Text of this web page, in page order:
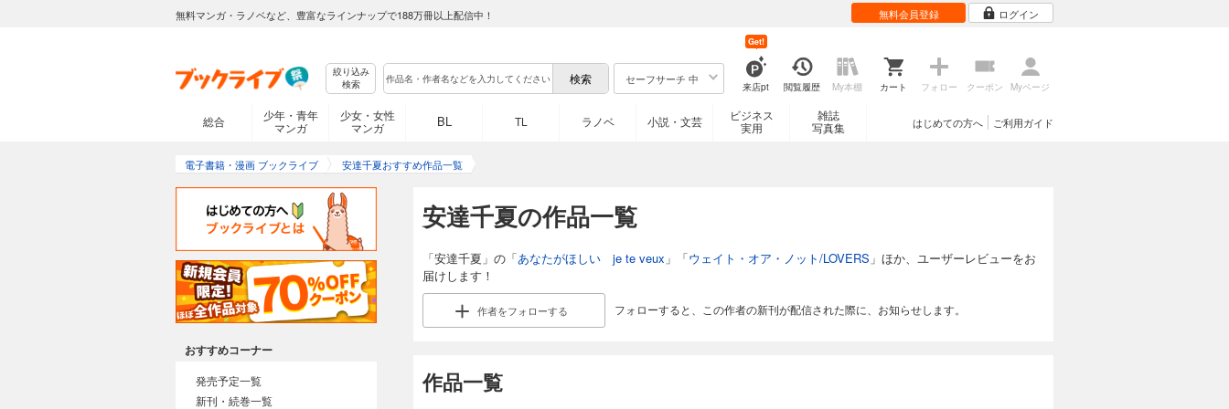
無料マンガ・ラノベなど、豊富なラインナップで188万冊以上配信中！ 無料会員登録 ログイン
絞り込み
検索
セーフサーチ 中
来店pt
Get!
閲覧履歴 My本棚 カート フォロー クーポン Myページ
総合
少年・青年
マンガ
少女・女性
マンガ
BL TL ラノベ 小説・文芸
ビジネス
実用
雑誌
写真集
ご利用ガイド
はじめての方へ
電子書籍・漫画 ブックライブ 安達千夏おすすめ作品一覧
安達千夏の作品一覧
「安達千夏」の「あなたがほしい je te veux 」「ウェイト・オア・ノット/LOVERS 」ほか、ユーザーレビューをお
届けします！
作者をフォローする フォローすると、この作者の新刊が配信された際に、お知らせします。
作品一覧
おすすめコーナー
発売予定一覧
新刊・続巻一覧